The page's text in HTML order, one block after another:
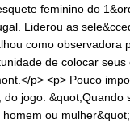
feminino do
Liderou as
como observadora
de colocar
p> <p> Pouco
jogo.
ou